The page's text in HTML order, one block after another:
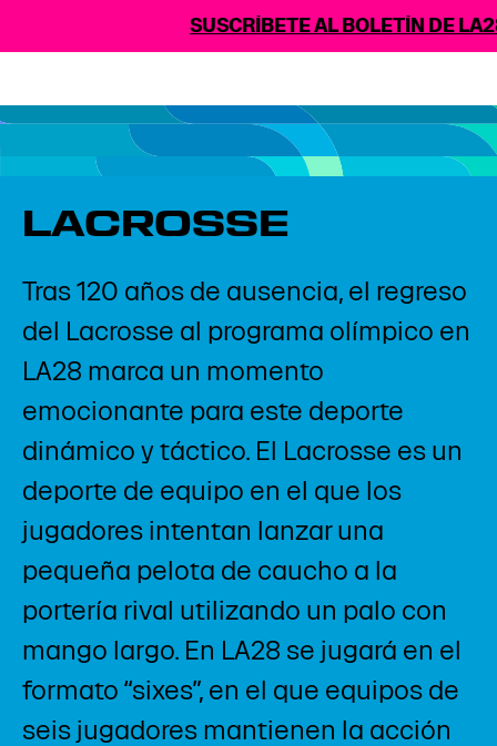
SUSCRÍBETE AL BOLETÍN DE LA28
LACROSSE
Tras 120 años de ausencia, el regreso
del Lacrosse al programa olímpico en
LA28 marca un momento
emocionante para este deporte
dinámico y táctico. El Lacrosse es un
deporte de equipo en el que los
jugadores intentan lanzar una
pequeña pelota de caucho a la
portería rival utilizando un palo con
mango largo. En LA28 se jugará en el
formato “sixes”, en el que equipos de
seis jugadores mantienen la acción